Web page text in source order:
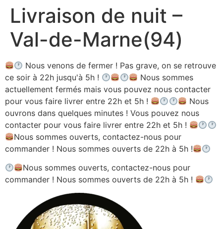
Aller
contenu
Livraison de nuit –
Val-de-Marne(94)
Nous venons de fermer ! Pas grave, on se retrouve
ce soir à 22h jusqu'à 5h !
Nous sommes
actuellement fermés mais vous pouvez nous contacter
pour vous faire livrer entre 22h et 5h !
Nous
ouvrons dans quelques minutes ! Vous pouvez nous
contacter pour vous faire livrer entre 22h et 5h !
Nous sommes ouverts, contactez-nous pour
commander ! Nous sommes ouverts de 22h à 5h !
Nous sommes ouverts, contactez-nous pour
commander ! Nous sommes ouverts de 22h à 5h !